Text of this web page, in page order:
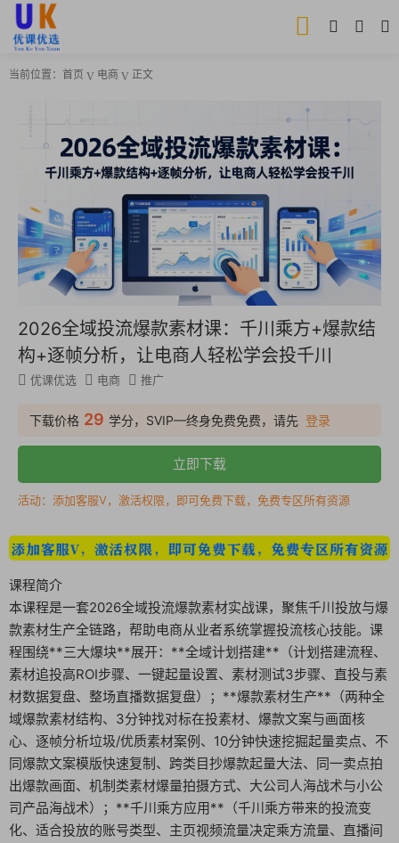
当前位置： 首页 电商 正文
2026全域投流爆款素材课：千川乘方+爆款结
构+逐帧分析，让电商人轻松学会投千川
优课优选 电商 推广
下载价格 29 学分，SVIP—终身免费免费，请先 登录
立即下载
活动：添加客服V，激活权限，即可免费下载，免费专区所有资源
课程简介
本课程是一套2026全域投流爆款素材实战课，聚焦千川投放与爆
款素材生产全链路，帮助电商从业者系统掌握投流核心技能。课
程围绕**三大爆块**展开：**全域计划搭建**（计划搭建流程、
素材追投高ROI步骤、一键起量设置、素材测试3步骤、直投与素
材数据复盘、整场直播数据复盘）；**爆款素材生产**（两种全
域爆款素材结构、3分钟找对标在投素材、爆款文案与画面核
心、逐帧分析垃圾/优质素材案例、10分钟快速挖掘起量卖点、不
同爆款文案模版快速复制、跨类目抄爆款起量大法、同一卖点拍
出爆款画面、机制类素材爆量拍摄方式、大公司人海战术与小公
司产品海战术）；**千川乘方应用**（千川乘方带来的投流变
化、适合投放的账号类型、主页视频流量决定乘方流量、直播间